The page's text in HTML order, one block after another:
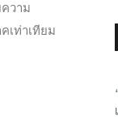
วาม
เท่าเทียม